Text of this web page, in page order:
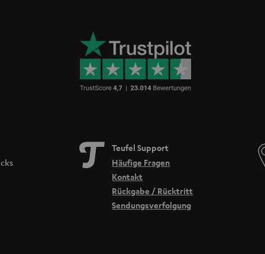
einzelnen Cinch Verbindungen an die Komponenten angeschlossen.
eingesteckt werden sollen. Empfindliche Audiogeräte könnten sonst
Einwirkungen (wie Funknetze) sollten Cinch-Stecker und -Kabel gut
kann zu deutlich spürbaren Signalverbesserungen führen.
Webshop unter dem Bereich Zubehör zu finden.
bereits alle Kabel zur Inbetriebnahme. Achte also genau auf den Lieferumfang.
Teufel Support
Häufige Fragen
Kontakt
Rückgabe / Rücktritt
Sendungsverfolgung